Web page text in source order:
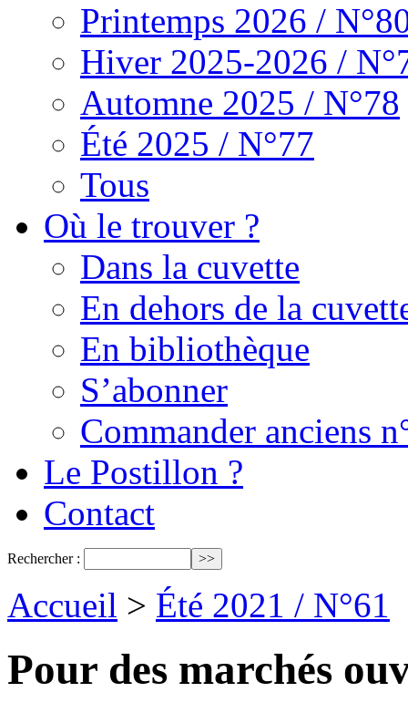
Printemps 2026 /
Hiver 2025-2026 /
Automne 2025 / N°78
Été 2025 / N°77
Tous
Où le trouver ?
Dans la cuvette
En dehors de la
En bibliothèque
S’abonner
Commander anciens
Le Postillon ?
Contact
Rechercher :
Accueil > Été 2021 / N°61
Pour des marchés